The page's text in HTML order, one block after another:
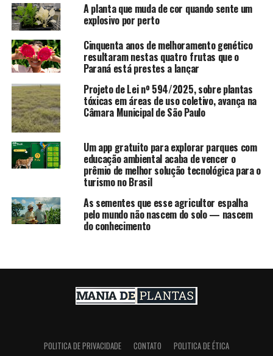
A planta que muda de cor quando sente um
explosivo por perto
Cinquenta anos de melhoramento genético
resultaram nestas quatro frutas que o
Paraná está prestes a lançar
Projeto de Lei nº 594/2025, sobre plantas
tóxicas em áreas de uso coletivo, avança na
Câmara Municipal de São Paulo
Um app gratuito para explorar parques com
educação ambiental acaba de vencer o
prêmio de melhor solução tecnológica para o
turismo no Brasil
As sementes que esse agricultor espalha
pelo mundo não nascem do solo — nascem
do conhecimento
POLITICA DE PRIVACIDADE CONTATO POLITICA DE ÉTICA